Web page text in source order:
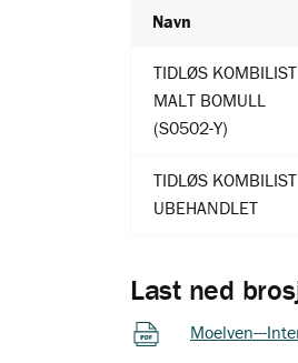
Navn
TIDLØS KOMBILIST
MALT BOMULL
(S0502-Y)
TIDLØS KOMBILIST
UBEHANDLET
Last ned
Moelven---